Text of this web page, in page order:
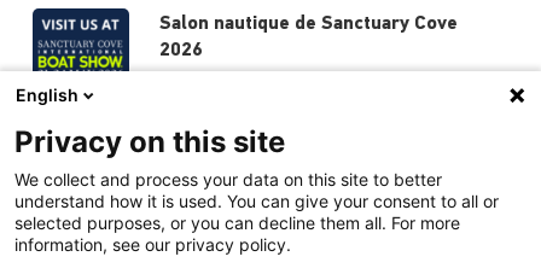
Salon nautique de Sanctuary Cove
2026
Salon nautique de Hutchwilco 2026
8 mai 2026
English
Privacy on this site
We collect and process your data on this site to better
understand how it is used. You can give your consent to all or
selected purposes, or you can decline them all. For more
information, see our privacy policy.